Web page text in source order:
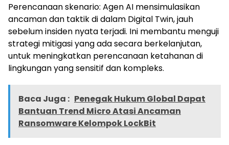
Perencanaan skenario: Agen AI mensimulasikan
ancaman dan taktik di dalam Digital Twin, jauh
sebelum insiden nyata terjadi. Ini membantu menguji
strategi mitigasi yang ada secara berkelanjutan,
untuk meningkatkan perencanaan ketahanan di
lingkungan yang sensitif dan kompleks.
Baca Juga : Penegak Hukum Global Dapat
Bantuan Trend Micro Atasi Ancaman
Ransomware Kelompok LockBit